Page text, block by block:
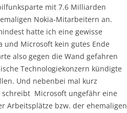
mit 7.6 Milliarden
Nokia-Mitarbeitern an.
hatte ich eine gewisse
und Microsoft kein gutes Ende
also gegen die Wand gefahren
Technologiekonzern kündigte
Und nebenbei mal kurz
Microsoft ungefähr eine
Arbeitsplätze bzw. der ehemaligen